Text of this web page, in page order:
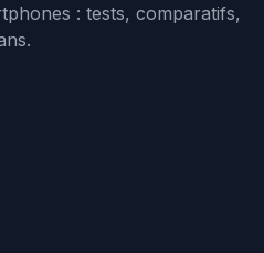
: tests, comparatifs,